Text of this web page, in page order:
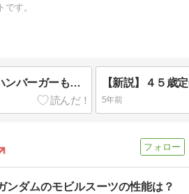
です。
【新しい視点】日常のハンバーガーも給料とくらべてみると 【新説】４５歳
5年前
ンダムのモビルスーツの性能は？